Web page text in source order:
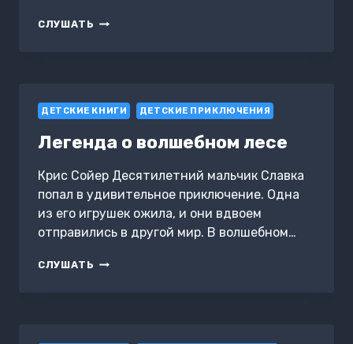
СЛУШАТЬ ПРОЕКТ
ДЕТСКИЕ КНИГИ ДЕТСКИЕ ПРИКЛЮЧЕНИЯ
Легенда о волшебном лесе
Крис Сойер Десятилетний мальчик Славка
попал в удивительное приключение. Одна
из его игрушек ожила, и они вдвоем
отправились в другой мир. В волшебном…
СЛУШАТЬ ЛЕГЕНДА